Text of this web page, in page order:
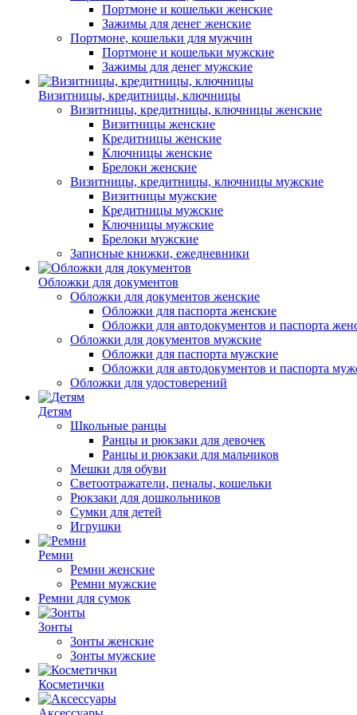
Портмоне и кошельки женские
Зажимы для денег женские
Портмоне, кошельки для мужчин
Портмоне и кошельки мужские
Зажимы для денег мужские
Визитницы, кредитницы, ключницы
Визитницы, кредитницы, ключницы женские
Визитницы женские
Кредитницы женские
Ключницы женские
Брелоки женские
Визитницы, кредитницы, ключницы мужские
Визитницы мужские
Кредитницы мужские
Ключницы мужские
Брелоки мужские
Записные книжки, ежедневники
Обложки для документов
Обложки для документов женские
Обложки для паспорта женские
Обложки для автодокументов и паспорта
Обложки для документов мужские
Обложки для паспорта мужские
Обложки для автодокументов и паспорта
Обложки для удостоверений
Детям
Школьные ранцы
Ранцы и рюкзаки для девочек
Ранцы и рюкзаки для мальчиков
Мешки для обуви
Светоотражатели, пеналы, кошельки
Рюкзаки для дошкольников
Сумки для детей
Игрушки
Ремни
Ремни женские
Ремни мужские
Ремни для сумок
Зонты
Зонты женские
Зонты мужские
Косметички